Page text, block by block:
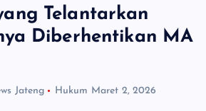
Telantarkan
Diberhentikan MA
Jateng Hukum Maret 2, 2026